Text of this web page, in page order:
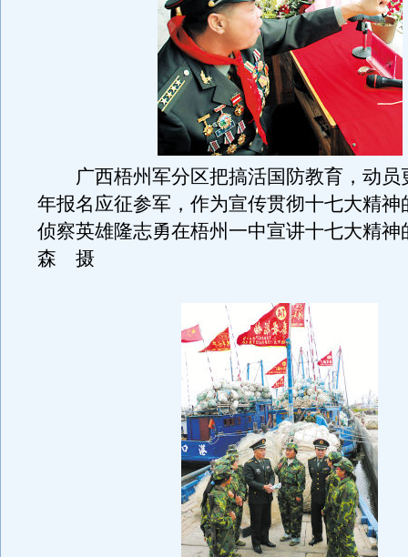
广西梧州军分区把搞活国防教育，动员
年报名应征参军，作为宣传贯彻十七大精神
侦察英雄隆志勇在梧州一中宣讲十七大精神
森 摄